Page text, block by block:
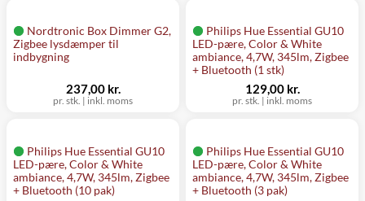
Nordtronic Box Dimmer G2,
Zigbee lysdæmper til
indbygning
pr. stk. | inkl. moms
237,00 kr.
Philips Hue Essential GU10
LED-pære, Color & White
ambiance, 4,7W, 345lm, Zigbee
+ Bluetooth (1 stk)
pr. stk. | inkl. moms
129,00 kr.
Philips Hue Essential GU10
LED-pære, Color & White
ambiance, 4,7W, 345lm, Zigbee
+ Bluetooth (10 pak)
Philips Hue Essential GU10
LED-pære, Color & White
ambiance, 4,7W, 345lm, Zigbee
+ Bluetooth (3 pak)